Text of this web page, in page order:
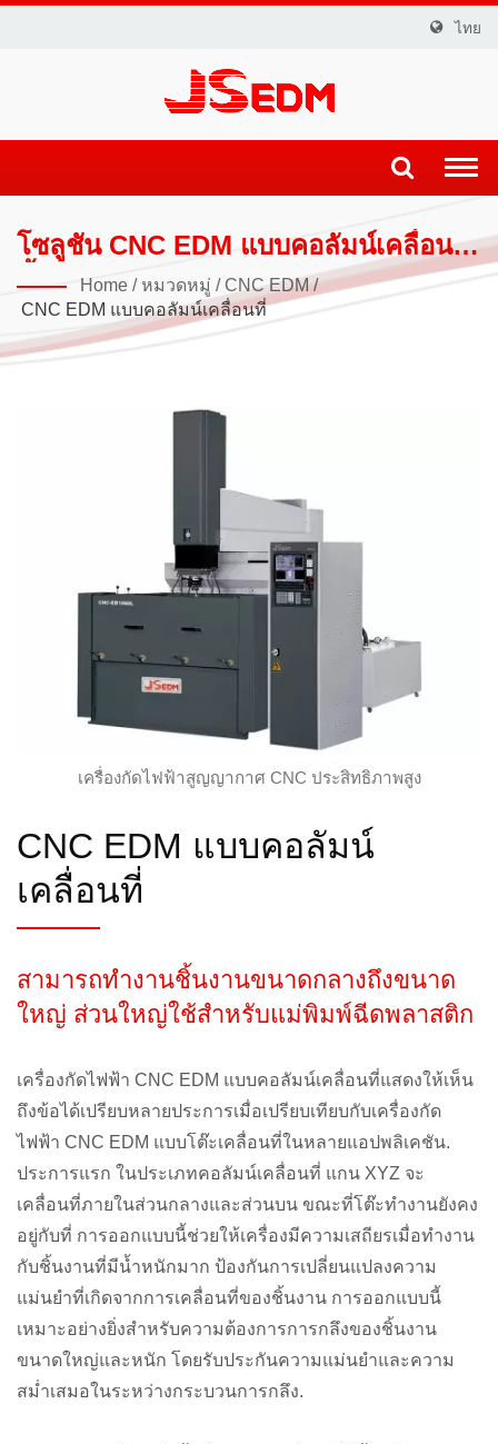
ไทย
โซลูชัน CNC EDM แบบคอลัมน์เคลื่อนที่
ขั้นสูงHome / หมวดหมู่ / CNC EDM /
CNC EDM แบบคอลัมน์เคลื่อนที่
เครื่องกัดไฟฟ้าสูญญากาศ CNC ประสิทธิภาพสูง
CNC EDM แบบคอลัมน์
เคลื่อนที่
สามารถทำงานชิ้นงานขนาดกลางถึงขนาด
ใหญ่ ส่วนใหญ่ใช้สำหรับแม่พิมพ์ฉีดพลาสติก
เครื่องกัดไฟฟ้า CNC EDM แบบคอลัมน์เคลื่อนที่แสดงให้เห็น
ถึงข้อได้เปรียบหลายประการเมื่อเปรียบเทียบกับเครื่องกัด
ไฟฟ้า CNC EDM แบบโต๊ะเคลื่อนที่ในหลายแอปพลิเคชัน.
ประการแรก ในประเภทคอลัมน์เคลื่อนที่ แกน XYZ จะ
เคลื่อนที่ภายในส่วนกลางและส่วนบน ขณะที่โต๊ะทำงานยังคง
อยู่กับที่ การออกแบบนี้ช่วยให้เครื่องมีความเสถียรเมื่อทำงาน
กับชิ้นงานที่มีน้ำหนักมาก ป้องกันการเปลี่ยนแปลงความ
แม่นยำที่เกิดจากการเคลื่อนที่ของชิ้นงาน การออกแบบนี้
เหมาะอย่างยิ่งสำหรับความต้องการการกลึงของชิ้นงาน
ขนาดใหญ่และหนัก โดยรับประกันความแม่นยำและความ
สม่ำเสมอในระหว่างกระบวนการกลึง.